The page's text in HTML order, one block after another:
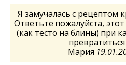
Я замучалась с рецептом
Ответьте пожалуйста,
(как тесто на блины) при
Мария